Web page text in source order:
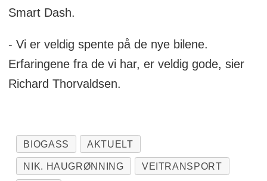
Smart Dash.
- Vi er veldig spente på de nye bilene.
Erfaringene fra de vi har, er veldig gode, sier
Richard Thorvaldsen.
BIOGASS AKTUELT
NIK. HAUGRØNNING VEITRANSPORT